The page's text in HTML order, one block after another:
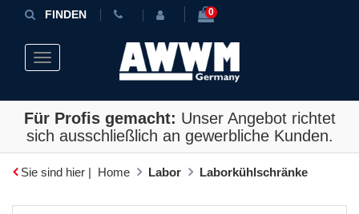
FINDEN 0
Toggle navigation
Für Profis gemacht: Unser Angebot richtet
sich ausschließlich an gewerbliche Kunden.
Sie sind hier | Home Labor Laborkühlschränke